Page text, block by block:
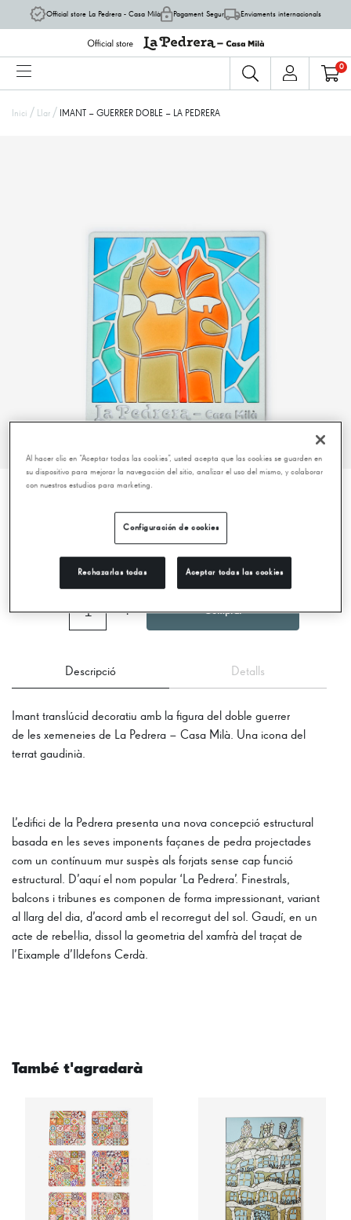
Official store La Pedrera - Casa Milà Pagament Segur Enviaments internacionals
0
Inici / Llar / IMANT – GUERRER DOBLE – LA PEDRERA
IMANT – GUERRER DOBLE – LA PEDRERA
− 1 + Comprar
Descripció Detalls
Imant translúcid decoratiu amb la figura del doble guerrer
de les xemeneies de La Pedrera – Casa Milà. Una icona del
terrat gaudinià.
L’edifici de la Pedrera presenta una nova concepció estructural
basada en les seves imponents façanes de pedra projectades
com un contínuum mur suspès als forjats sense cap funció
estructural. D’aquí el nom popular ‘La Pedrera’. Finestrals,
balcons i tribunes es componen de forma impressionant, variant
al llarg del dia, d’acord amb el recorregut del sol. Gaudí, en un
acte de rebel·lia, dissol la geometria del xamfrà del traçat de
l’Eixample d’Ildefons Cerdà.
També t'agradarà
Al hacer clic en “Aceptar todas las cookies”, usted acepta que las cookies se guarden en
su dispositivo para mejorar la navegación del sitio, analizar el uso del mismo, y colaborar
con nuestros estudios para marketing.
Configuración de cookies
Rechazarlas todas Aceptar todas las cookies